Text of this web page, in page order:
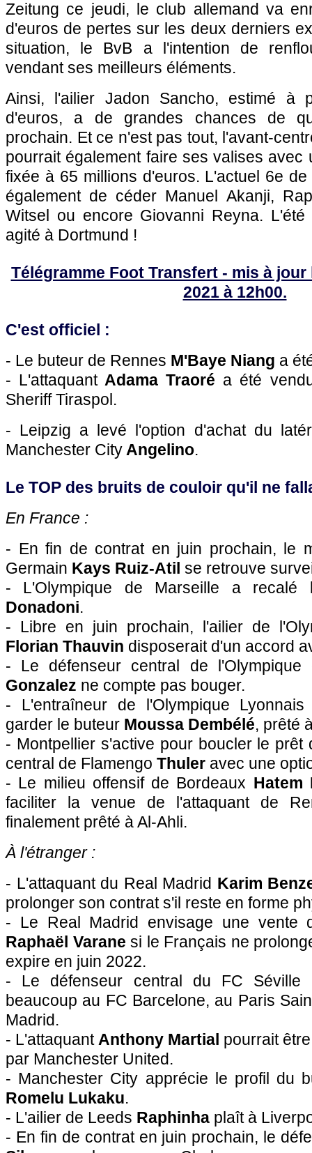
Zeitung ce jeudi, le club allemand va
d'euros de pertes sur les deux derniers
situation, le BvB a l'intention de
vendant ses meilleurs éléments.
Ainsi, l'ailier Jadon Sancho, estimé à
d'euros, a de grandes chances de
prochain. Et ce n'est pas tout, l'avant-
pourrait également faire ses valises avec
fixée à 65 millions d'euros. L'actuel 6e
également de céder Manuel Akanji,
Witsel ou encore Giovanni Reyna.
agité à Dortmund !
Télégramme Foot Transfert - mis à
2021 à 12h00.
C'est officiel :
- Le buteur de Rennes M'Baye Niang a
- L'attaquantAdama Traoré a été
Sheriff Tiraspol.
- Leipzig a levé l'option d'achat du
Manchester City Angelino.
Le TOP des bruits de couloir qu'il ne
En France :
- En fin de contrat en juin prochain, le
Germain Kays Ruiz-Atil se retrouve
- L'Olympique de Marseille a recalé
Donadoni.
- Libre en juin prochain, l'ailier de
Florian Thauvin disposerait d'un accord
- Le défenseur central de
Gonzalez ne compte pas bouger.
- L'entraîneur de l'Olympique
garder le buteur Moussa Dembélé, prêté
- Montpellier s'active pour boucler le prêt
central de Flamengo Thuler avec une
- Le milieu offensif de Bordeaux Hatem
faciliter la venue de l'attaquant de
finalement prêté à Al-Ahli.
À l'étranger :
- L'attaquant du Real Madrid Karim
prolonger son contrat s'il reste en forme
- Le Real Madrid envisage une vente
Raphaël Varane si le Français ne
expire en juin 2022.
- Le défenseur central du FC Séville
beaucoup au FC Barcelone, au Paris
Madrid.
- L'attaquant Anthony Martial pourrait
par Manchester United.
- Manchester City apprécie le profil du
Romelu Lukaku.
- L'ailier de Leeds Raphinha plaît à
- En fin de contrat en juin prochain, le